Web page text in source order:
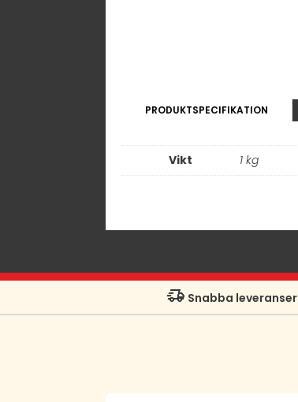
PRODUKTSPECIFIKATION
Vikt 1 kg
Snabba leveranser